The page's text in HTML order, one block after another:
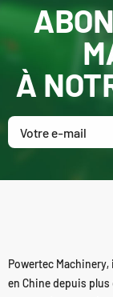
À
Powertec
en Chine depuis